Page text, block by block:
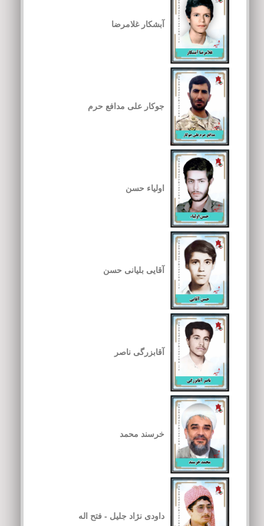
آبشکار غلامرضا
جوکار علی مدافع حرم
اولیاء حسن
آقایی بلیانی حسن
آقابزرگی ناصر
خرسند محمد
داودی نژاد جلیل - فتح اله